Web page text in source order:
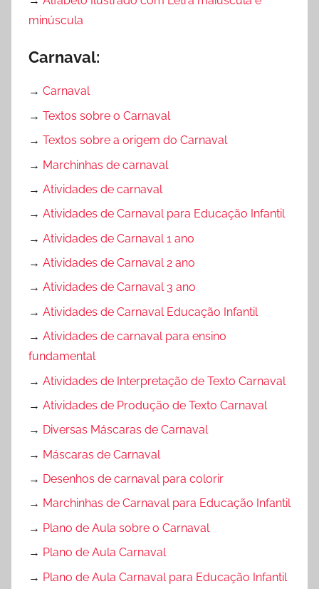
minúscula
Carnaval:
→ Carnaval
→ Textos sobre o Carnaval
→ Textos sobre a origem do Carnaval
→ Marchinhas de carnaval
→ Atividades de carnaval
→ Atividades de Carnaval para Educação Infantil
→ Atividades de Carnaval 1 ano
→ Atividades de Carnaval 2 ano
→ Atividades de Carnaval 3 ano
→ Atividades de Carnaval Educação Infantil
→ Atividades de carnaval para ensino
fundamental
→ Atividades de Interpretação de Texto Carnaval
→ Atividades de Produção de Texto Carnaval
→ Diversas Máscaras de Carnaval
→ Máscaras de Carnaval
→ Desenhos de carnaval para colorir
→ Marchinhas de Carnaval para Educação Infantil
→ Plano de Aula sobre o Carnaval
→ Plano de Aula Carnaval
→ Plano de Aula Carnaval para Educação Infantil